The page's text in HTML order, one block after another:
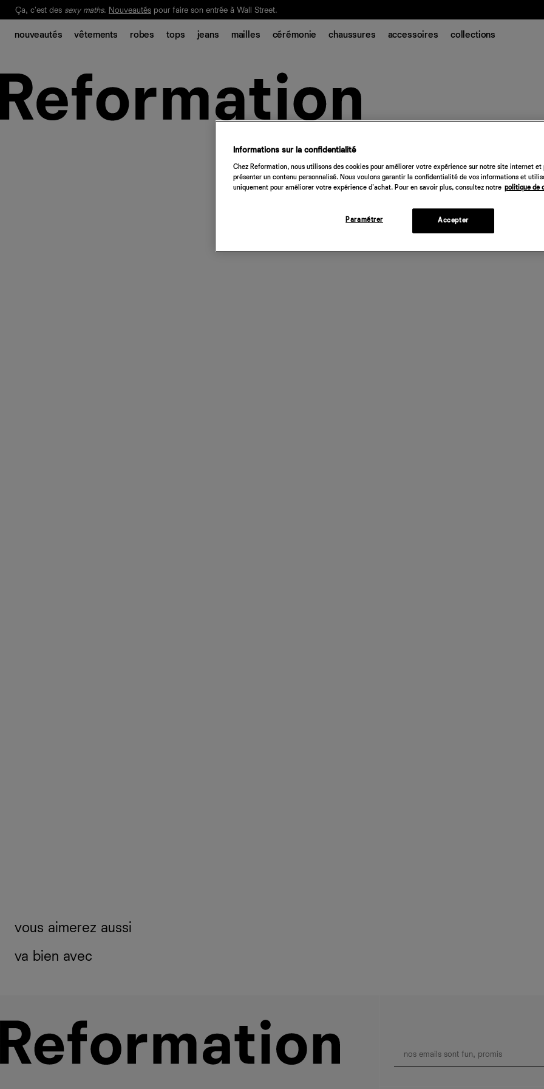
Notre Bilan Responsable 2025 est ici. Lisez-le
Ça, c'est des sexy maths. Nouveautés pour faire son entrée à Wall Street.
nouveautés vêtements robes tops jeans mailles cérémonie chaussures accessoires collections
vous aimerez aussi
va bien avec
Informations sur la confidentialité
Chez Reformation, nous utilisons des cookies pour améliorer votre expérience sur notre site internet et
présenter un contenu personnalisé. Nous voulons garantir la confidentialité de vos informations et
uniquement pour améliorer votre expérience d'achat. Pour en savoir plus, consultez notre politique de
Paramétrer Accepter